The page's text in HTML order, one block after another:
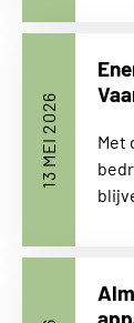
13 MEI 2026
Met